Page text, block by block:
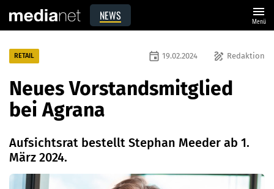
NEWS menu
Menü
RETAIL draw Redaktion
event 19.02.2024
Neues Vorstandsmitglied
bei Agrana
Aufsichtsrat bestellt Stephan Meeder ab 1.
März 2024.